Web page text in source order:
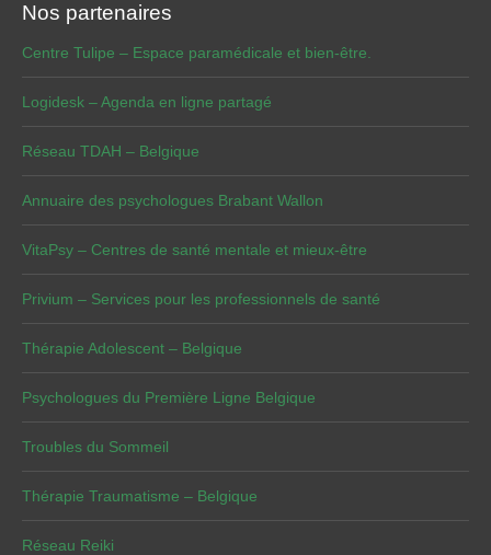
Nos partenaires
Centre Tulipe – Espace paramédicale et bien-être.
Logidesk – Agenda en ligne partagé
Réseau TDAH – Belgique
Annuaire des psychologues Brabant Wallon
VitaPsy – Centres de santé mentale et mieux-être
Privium – Services pour les professionnels de santé
Thérapie Adolescent – Belgique
Psychologues du Première Ligne Belgique
Troubles du Sommeil
Thérapie Traumatisme – Belgique
Réseau Reiki